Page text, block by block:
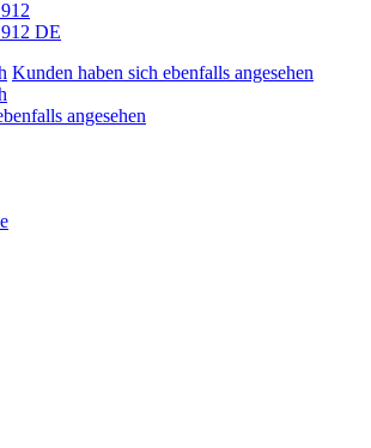
DE
Kunden haben sich ebenfalls angesehen
angesehen